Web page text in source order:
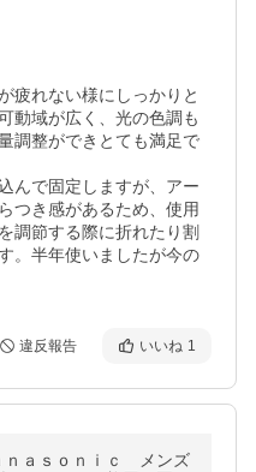
疲れない様にしっかりと
動域が広く、光の色調も
調整ができとても満足で
んで固定しますが、アー
つき感があるため、使用
調節する際に折れたり割
。半年使いましたが今の
違反報告 いいね 1
ａｓｏｎｉｃ メンズ